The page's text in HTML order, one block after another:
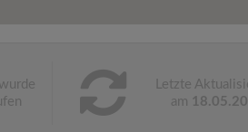
Letzte
am